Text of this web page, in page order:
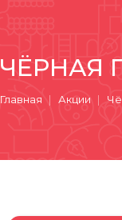
ЧЁРНАЯ
Главная Акции